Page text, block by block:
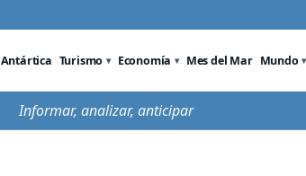
Antártica Turismo Economía Mes del Mar Mundo
Informar, analizar, anticipar